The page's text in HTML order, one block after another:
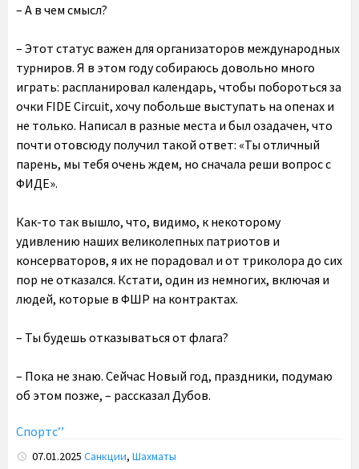
– А в чем смысл?
– Этот статус важен для организаторов международных
турниров. Я в этом году собираюсь довольно много
играть: распланировал календарь, чтобы побороться за
очки FIDE Circuit, хочу побольше выступать на опенах и
не только. Написал в разные места и был озадачен, что
почти отовсюду получил такой ответ: «Ты отличный
парень, мы тебя очень ждем, но сначала реши вопрос с
ФИДЕ».
Как-то так вышло, что, видимо, к некоторому
удивлению наших великолепных патриотов и
консерваторов, я их не порадовал и от триколора до сих
пор не отказался. Кстати, один из немногих, включая и
людей, которые в ФШР на контрактах.
– Ты будешь отказываться от флага?
– Пока не знаю. Сейчас Новый год, праздники, подумаю
об этом позже, – рассказал Дубов.
Спортс’’
07.01.2025 Санкции, Шахматы